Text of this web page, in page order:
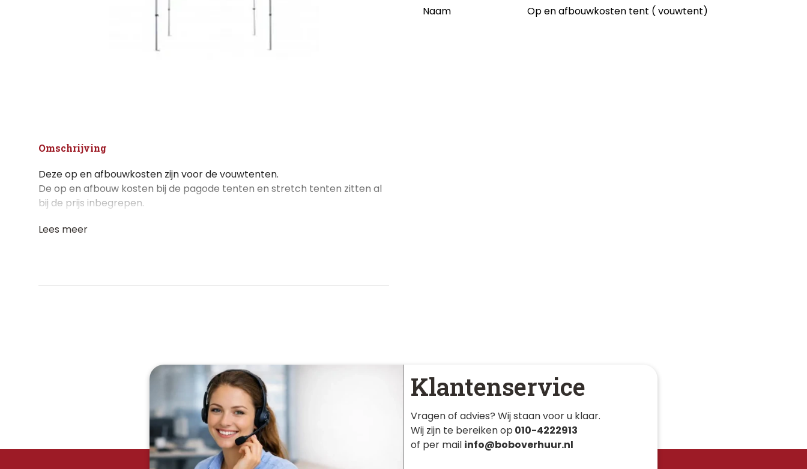
Omschrijving
Deze op en afbouwkosten zijn voor de vouwtenten.
De op en afbouw kosten bij de pagode tenten en stretch tenten zitten al
bij de prijs inbegrepen.
Lees meer
Naam
Op en afbouwkosten tent ( vouwtent)
Klantenservice
Vragen of advies? Wij staan voor u klaar.
Wij zijn te bereiken op 010-4222913
of per mail info@boboverhuur.nl